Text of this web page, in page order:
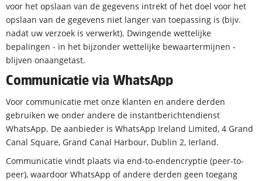
voor het opslaan van de gegevens intrekt of het doel voor het
opslaan van de gegevens niet langer van toepassing is (bijv.
nadat uw verzoek is verwerkt). Dwingende wettelijke
bepalingen - in het bijzonder wettelijke bewaartermijnen -
blijven onaangetast.
Communicatie via WhatsApp
Voor communicatie met onze klanten en andere derden
gebruiken we onder andere de instantberichtendienst
WhatsApp. De aanbieder is WhatsApp Ireland Limited, 4 Grand
Canal Square, Grand Canal Harbour, Dublin 2, Ierland.
Communicatie vindt plaats via end-to-endencryptie (peer-to-
peer), waardoor WhatsApp of andere derden geen toegang